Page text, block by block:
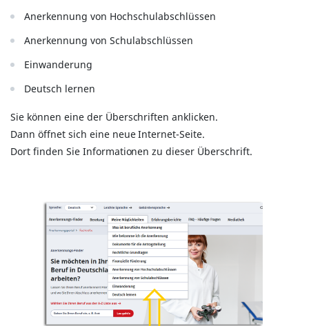
Anerkennung von Hochschulabschlüssen
Anerkennung von Schulabschlüssen
Einwanderung
Deutsch lernen
Sie können eine der Überschriften anklicken.
Dann öffnet sich eine neue Internet-Seite.
Dort finden Sie Informationen zu dieser Überschrift.